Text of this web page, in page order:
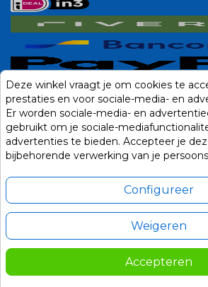
Deze winkel vraagt je om cookies te
prestaties en voor sociale-media- en
Er worden sociale-media- en
gebruikt om je sociale-
advertenties te bieden. Accepteer je
bijbehorende verwerking van je
Configureer
Weigeren
Accepteren